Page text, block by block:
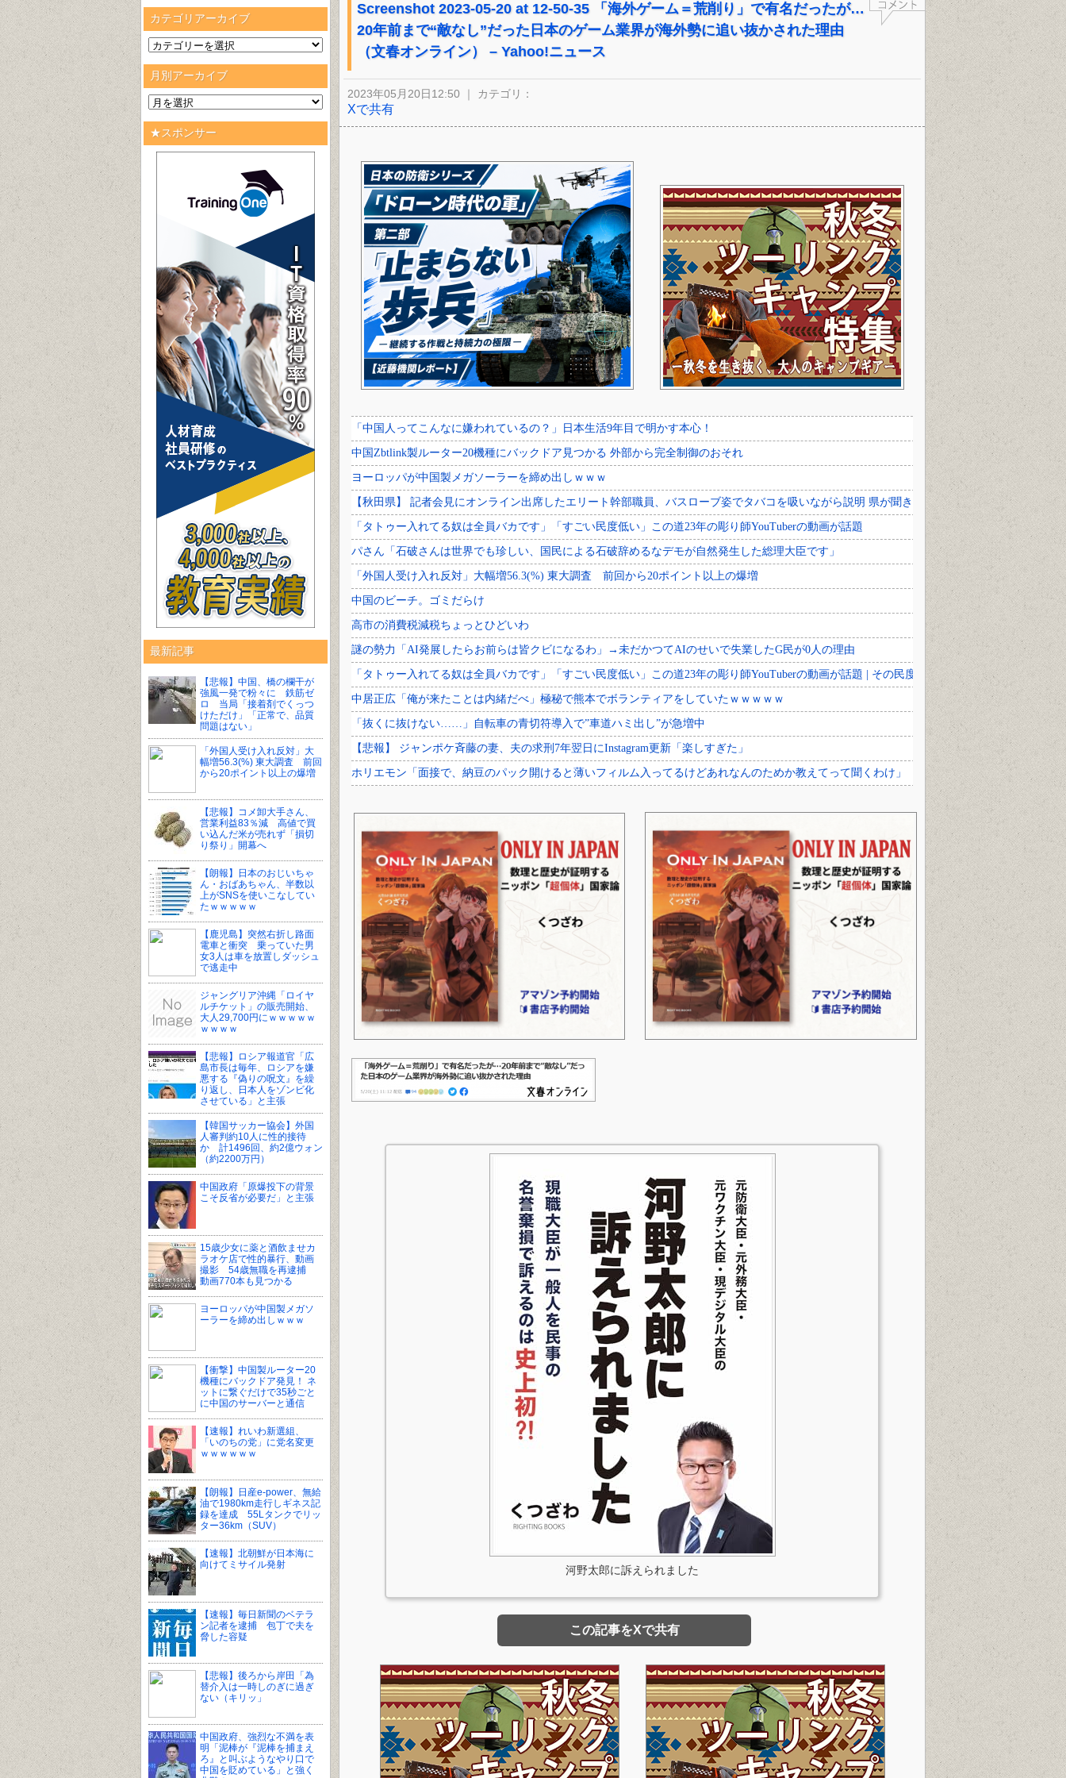
カテゴリアーカイブ
月別アーカイブ
★スポンサー
最新記事
【悲報】中国、橋の欄干が
強風一発で粉々に 鉄筋ゼ
ロ 当局「接着剤でくっつ
けただけ」「正常で、品質
問題はない」
「外国人受け入れ反対」大
幅増56.3(%) 東大調査 前回
から20ポイント以上の爆増
【悲報】コメ卸大手さん、
営業利益83％減 高値で買
い込んだ米が売れず「損切
り祭り」開幕へ
【朗報】日本のおじいちゃ
ん・おばあちゃん、半数以
上がSNSを使いこなしてい
たｗｗｗｗｗ
【鹿児島】突然右折し路面
電車と衝突 乗っていた男
女3人は車を放置しダッシュ
で逃走中
ジャングリア沖縄「ロイヤ
ルチケット」の販売開始、
大人29,700円にｗｗｗｗｗ
ｗｗｗｗ
【悲報】ロシア報道官「広
島市長は毎年、ロシアを嫌
悪する『偽りの呪文』を繰
り返し、日本人をゾンビ化
させている」と主張
【韓国サッカー協会】外国
人審判約10人に性的接待
か 計1496回、約2億ウォン
（約2200万円）
中国政府「原爆投下の背景
こそ反省が必要だ」と主張
15歳少女に薬と酒飲ませカ
ラオケ店で性的暴行、動画
撮影 54歳無職を再逮捕
動画770本も見つかる
ヨーロッパが中国製メガソ
ーラーを締め出しｗｗｗ
【衝撃】中国製ルーター20
機種にバックドア発見！ ネ
ットに繋ぐだけで35秒ごと
に中国のサーバーと通信
【速報】れいわ新選組、
「いのちの党」に党名変更
ｗｗｗｗｗｗ
【朗報】日産e-power、無給
油で1980km走行しギネス記
録を達成 55Lタンクでリッ
ター36km（SUV）
【速報】北朝鮮が日本海に
向けてミサイル発射
【速報】毎日新聞のベテラ
ン記者を逮捕 包丁で夫を
脅した容疑
【悲報】後ろから岸田「為
替介入は一時しのぎに過ぎ
ない（キリッ」
中国政府、強烈な不満を表
明「泥棒が『泥棒を捕まえ
ろ』と叫ぶようなやり口で
中国を貶めている」と強く
Screenshot 2023-05-20 at 12-50-35 「海外ゲーム＝荒削り」で有名だったが…
20年前まで“敵なし”だった日本のゲーム業界が海外勢に追い抜かされた理由
（文春オンライン） – Yahoo!ニュース
2023年05月20日12:50 ｜ カテゴリ：
Xで共有
河野太郎に訴えられました
この記事をXで共有